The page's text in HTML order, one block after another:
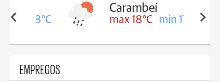
18°C
Carambeí
max 18°C min 17°C
EMPREGOS